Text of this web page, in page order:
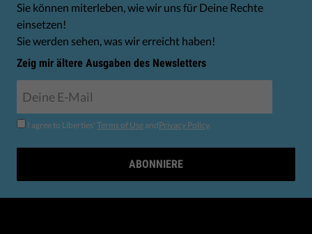
Sie können miterleben, wie wir uns für Deine Rechte
einsetzen!
Sie werden sehen, was wir erreicht haben!
Zeig mir ältere Ausgaben des Newsletters
I agree to Liberties' Terms of Use andPrivacy Policy.
ABONNIERE